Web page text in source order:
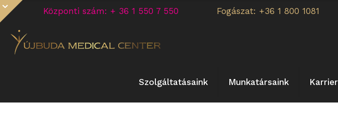
Központi szám: + 36 1 550 7 550 Fogászat: +36 1 800 1081
Szolgáltatásaink Munkatársaink Karrier